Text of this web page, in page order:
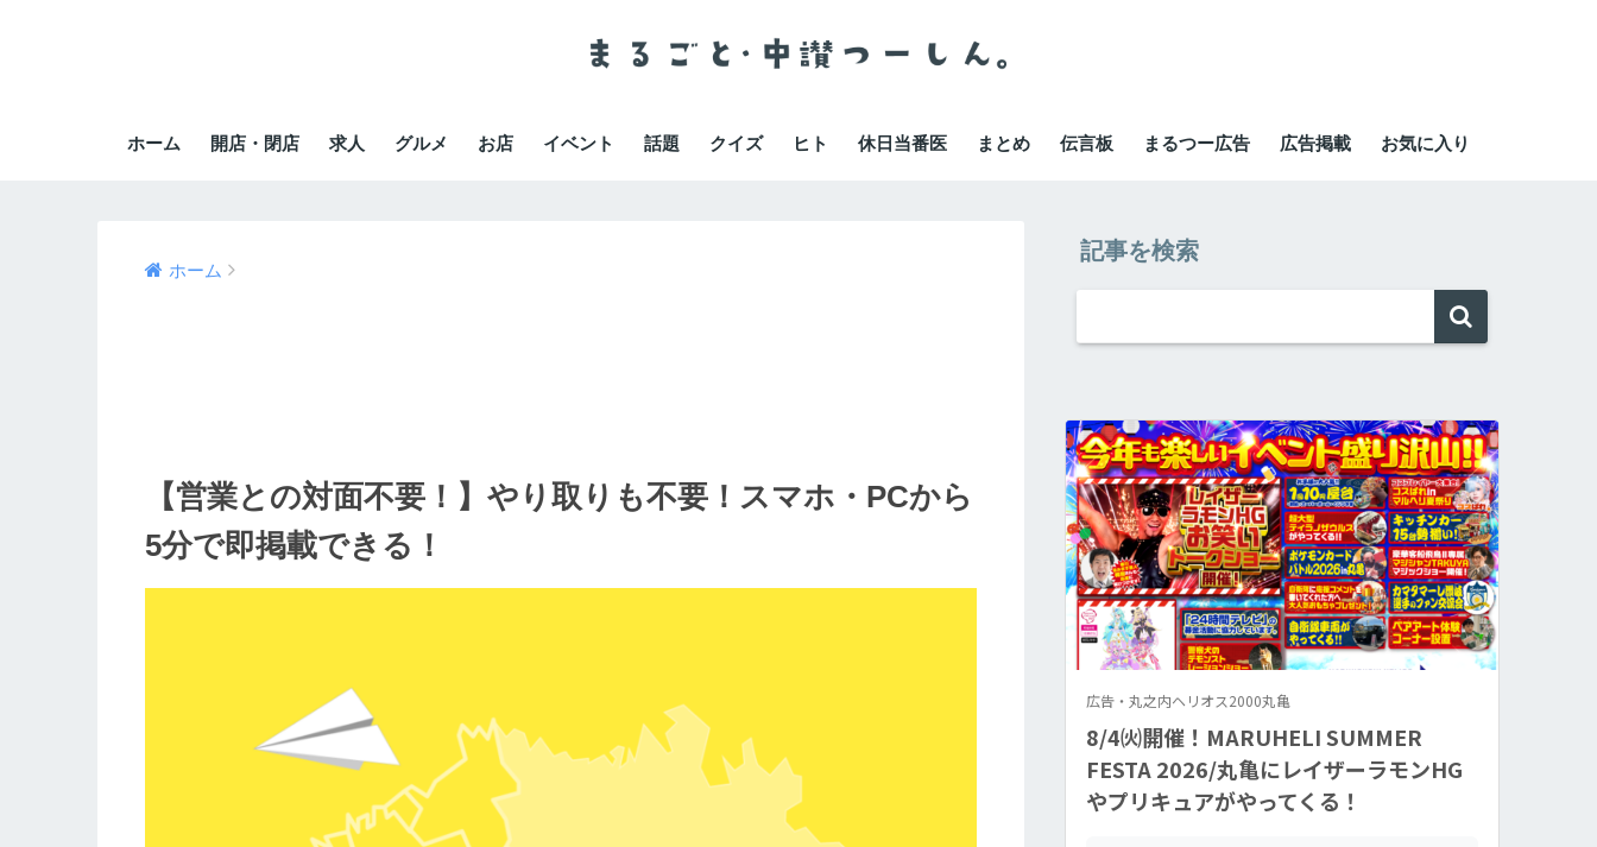
ホーム 開店・閉店 求人 グルメ お店 イベント 話題 クイズ ヒト 休日当番医 まとめ 伝言板 まるつー広告 広告掲載 お気に入り
ホーム
【営業との対面不要！】やり取りも不要！スマホ・PCから
5分で即掲載できる！
記事を検索